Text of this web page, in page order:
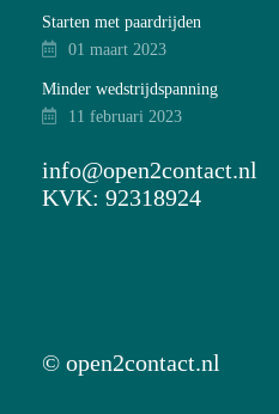
Starten met paardrijden
01 maart 2023
Minder wedstrijdspanning
11 februari 2023
info@open2contact.nl
KVK: 92318924
© open2contact.nl